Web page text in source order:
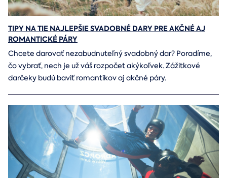
TIPY NA TIE NAJLEPŠIE SVADOBNÉ DARY PRE AKČNÉ AJ
ROMANTICKÉ PÁRY
Chcete darovať nezabudnuteľný svadobný dar? Poradíme,
čo vybrať, nech je už váš rozpočet akýkoľvek. Zážitkové
darčeky budú baviť romantikov aj akčné páry.